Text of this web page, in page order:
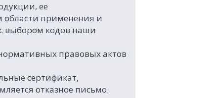
ее
применения и
выбором кодов наши
правовых актов
сертификат,
отказное письмо.